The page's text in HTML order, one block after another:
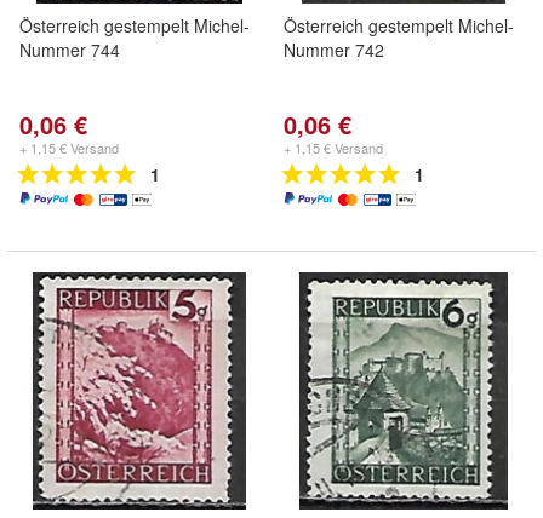
Österreich gestempelt Michel-
Nummer 744
0,06 €
+ 1,15 € Versand
1
Österreich gestempelt Michel-
Nummer 742
0,06 €
+ 1,15 € Versand
1